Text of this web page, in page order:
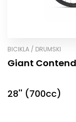
BICIKLA / DRUMSKI
Giant Contend
28'' (700cc)